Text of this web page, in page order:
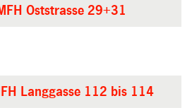
Oststrasse 29+31
Langgasse 112 bis 114